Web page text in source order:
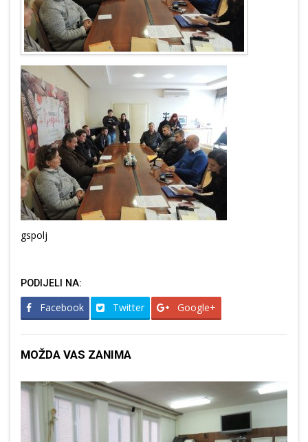
gspolj
PODIJELI NA:
Facebook Twitter Google+
MOŽDA VAS ZANIMA